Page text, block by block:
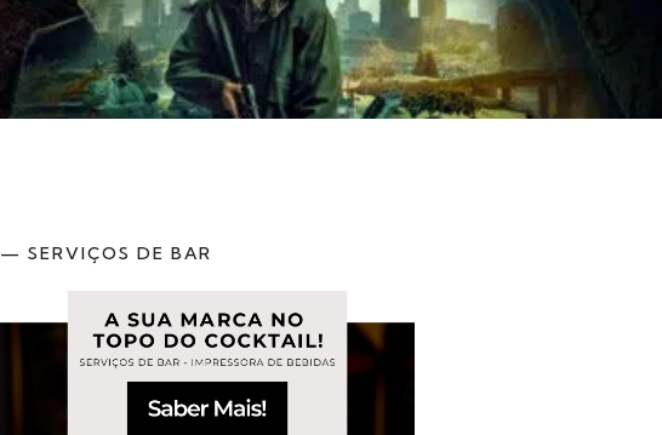
— SERVIÇOS DE BAR